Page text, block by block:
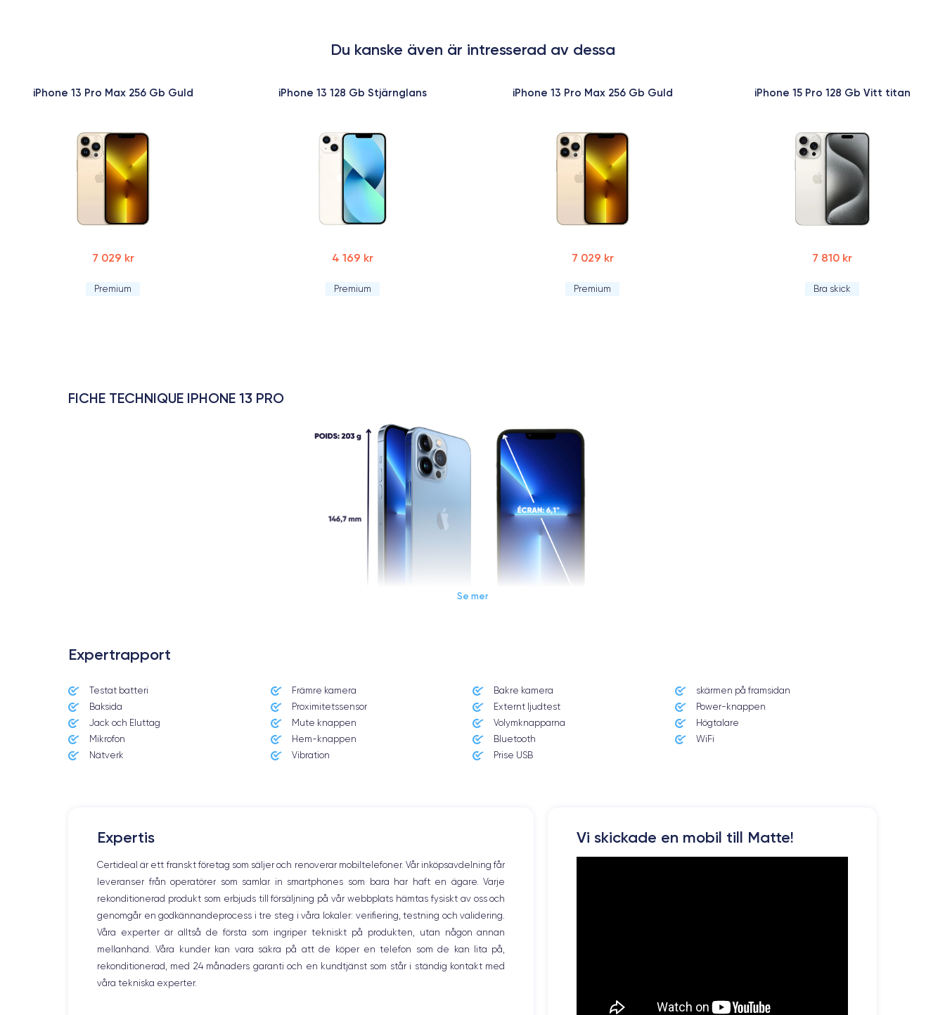
Du kanske även är intresserad av dessa
iPhone 13 Pro Max 256 Gb Guld
7 029 kr
Premium
iPhone 13 128 Gb Stjärnglans
4 169 kr
Premium
iPhone 13 Pro Max 256 Gb Guld
7 029 kr
Premium
iPhone 15 Pro 128 Gb Vitt titan
7 810 kr
Bra skick
FICHE TECHNIQUE IPHONE 13 PRO
Date de sortie
14/09/2021
Système exploitation
iOS (iOS 16)
Dimensions
146.7 × 71.5 × 7.65 mm
Poids
203 g
Puce A15 Bionic
Nombre de cœurs
6
Nom GPU
GPU 5 cœurs
Fréq. processeur
3.22 GHz
Caméra Principale Caméra Frontale
Se mer
Expertrapport
Testat batteri Främre kamera Bakre kamera
skärmen på framsidan
Baksida
Proximitetssensor Externt ljudtest
Power-knappen
Jack och Eluttag
Mute knappen Volymknapparna
Högtalare
Mikrofon
Hem-knappen Bluetooth
WiFi
Nätverk
Vibration Prise USB
Expertis
Certideal är ett franskt företag som säljer och renoverar mobiltelefoner. Vår inköpsavdelning får
leveranser från operatörer som samlar in smartphones som bara har haft en ägare. Varje
rekonditionerad produkt som erbjuds till försäljning på vår webbplats hämtas fysiskt av oss och
genomgår en godkännandeprocess i tre steg i våra lokaler: verifiering, testning och validering.
Våra experter är alltså de första som ingriper tekniskt på produkten, utan någon annan
mellanhand. Våra kunder kan vara säkra på att de köper en telefon som de kan lita på,
rekonditionerad, med 24 månaders garanti och en kundtjänst som står i ständig kontakt med
våra tekniska experter.
Vi skickade en mobil till Matte!